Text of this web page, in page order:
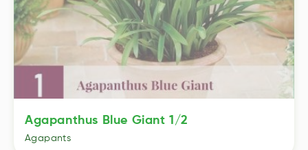
Agapanthus Blue Giant 1/2
Agapants